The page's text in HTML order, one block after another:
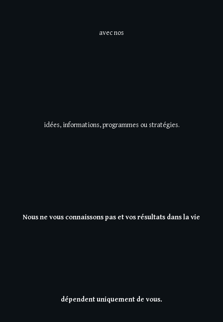
avec nos
idées, informations, programmes ou stratégies.
Nous ne vous connaissons pas et vos résultats dans la vie
dépendent uniquement de vous.